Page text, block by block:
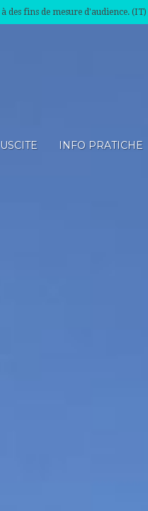
des fins de mesure d'audience. (IT)
USCITE INFO PRATICHE